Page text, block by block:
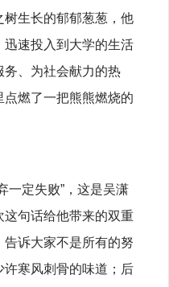
树生长的郁郁葱葱，他
速投入到大学的生活
务、为社会献力的热
燃了一把熊熊燃烧的
一定失败”，这是吴潇
句话给他带来的双重
诉大家不是所有的努
许寒风刺骨的味道；后